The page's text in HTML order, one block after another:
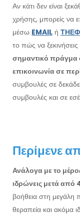
Αν κάτι δεν είναι
χρήσης, μπορείς να
μέσω EMAIL ή
το πώς να
σημαντικό πράγμα
επικοινωνία σε
συμβουλές σε
συμβουλές και σε
Περίμενε
Ανάλογα με το
ιδρώνεις μετά από
βοήθεια στη μεγάλη
θεραπεία και ακόμα